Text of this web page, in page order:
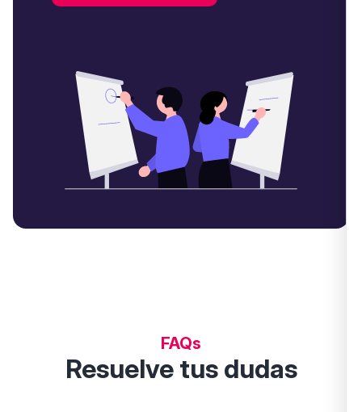
FAQs
Resuelve tus dudas